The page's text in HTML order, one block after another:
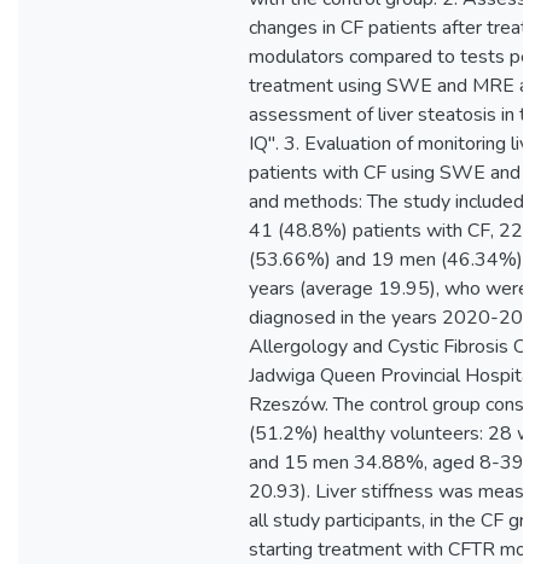
changes in CF patients after
modulators compared to tests
treatment using SWE and MRE
assessment of liver steatosis in
IQ". 3. Evaluation of monitoring
patients with CF using SWE and
and methods: The study included
41 (48.8%) patients with CF, 22
(53.66%) and 19 men (46.34%),
years (average 19.95), who were
diagnosed in the years 2020-
Allergology and Cystic Fibrosis
Jadwiga Queen Provincial
Rzeszów. The control group
(51.2%) healthy volunteers: 28
and 15 men 34.88%, aged 8-39
20.93). Liver stiffness was
all study participants, in the CF
starting treatment with CFTR